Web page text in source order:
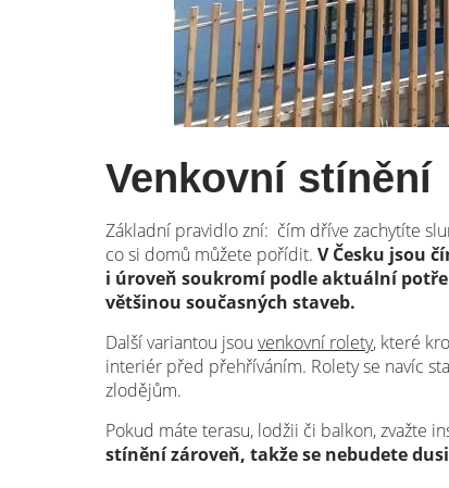
Venkovní stínění
Základní pravidlo zní: čím dříve zachytíte
co si domů můžete pořídit. V Česku jsou
i úroveň soukromí podle aktuální
většinou současných staveb.
Další variantou jsou venkovní rolety, které
interiér před přehříváním. Rolety se navíc
zlodějům.
Pokud máte terasu, lodžii či balkon, zvažte
stínění zároveň, takže se nebudete